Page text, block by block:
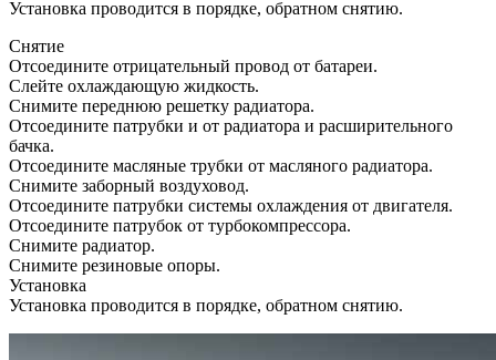
Установка проводится в порядке, обратном снятию.
Снятие
Отсоедините отрицательный провод от батареи.
Слейте охлаждающую жидкость.
Снимите переднюю решетку радиатора.
Отсоедините патрубки и от радиатора и расширительного
бачка.
Отсоедините масляные трубки от масляного радиатора.
Снимите заборный воздуховод.
Отсоедините патрубки системы охлаждения от двигателя.
Отсоедините патрубок от турбокомпрессора.
Снимите радиатор.
Снимите резиновые опоры.
Установка
Установка проводится в порядке, обратном снятию.